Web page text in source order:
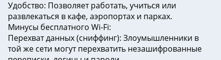
Удобство: Позволяет работать, учиться или
развлекаться в кафе, аэропортах и парках.
Минусы бесплатного Wi-Fi:
Перехват данных (сниффинг): Злоумышленники в
той же сети могут перехватить незашифрованные